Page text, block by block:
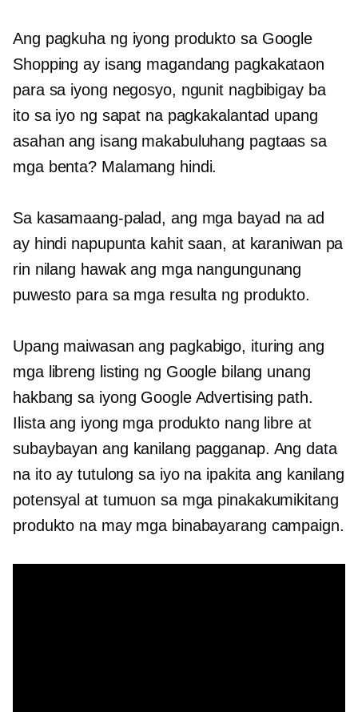
Ang pagkuha ng iyong produkto sa Google
Shopping ay isang magandang pagkakataon
para sa iyong negosyo, ngunit nagbibigay ba
ito sa iyo ng sapat na pagkakalantad upang
asahan ang isang makabuluhang pagtaas sa
mga benta? Malamang hindi.
Sa kasamaang-palad, ang mga bayad na ad
ay hindi napupunta kahit saan, at karaniwan pa
rin nilang hawak ang mga nangungunang
puwesto para sa mga resulta ng produkto.
Upang maiwasan ang pagkabigo, ituring ang
mga libreng listing ng Google bilang unang
hakbang sa iyong Google Advertising path.
Ilista ang iyong mga produkto nang libre at
subaybayan ang kanilang pagganap. Ang data
na ito ay tutulong sa iyo na ipakita ang kanilang
potensyal at tumuon sa mga pinakakumikitang
produkto na may mga binabayarang campaign.